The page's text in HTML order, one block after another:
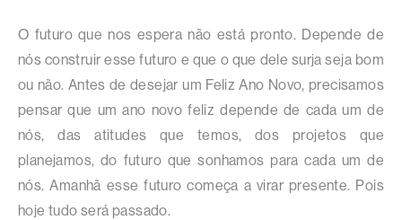
O futuro que nos espera não está pronto. Depende de
nós construir esse futuro e que o que dele surja seja bom
ou não. Antes de desejar um Feliz Ano Novo, precisamos
pensar que um ano novo feliz depende de cada um de
nós, das atitudes que temos, dos projetos que
planejamos, do futuro que sonhamos para cada um de
nós. Amanhã esse futuro começa a virar presente. Pois
hoje tudo será passado.